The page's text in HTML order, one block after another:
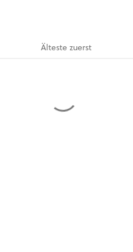
Ältestezuerst